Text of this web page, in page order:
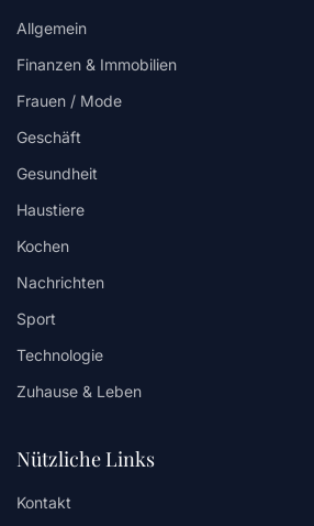
Allgemein
Finanzen & Immobilien
Frauen / Mode
Geschäft
Gesundheit
Haustiere
Kochen
Nachrichten
Sport
Technologie
Zuhause & Leben
Nützliche Links
Kontakt